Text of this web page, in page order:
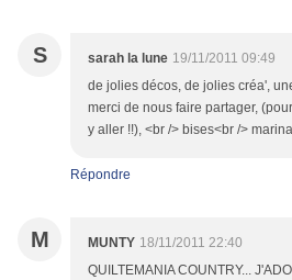
S sarah la lune 19/11/2011 09:49
de jolies décos, de jolies créa',
merci de nous faire partager,
y aller !!), <br /> bises<br /> marina
Répondre
M MUNTY 18/11/2011 22:40
QUILTEMANIA COUNTRY...